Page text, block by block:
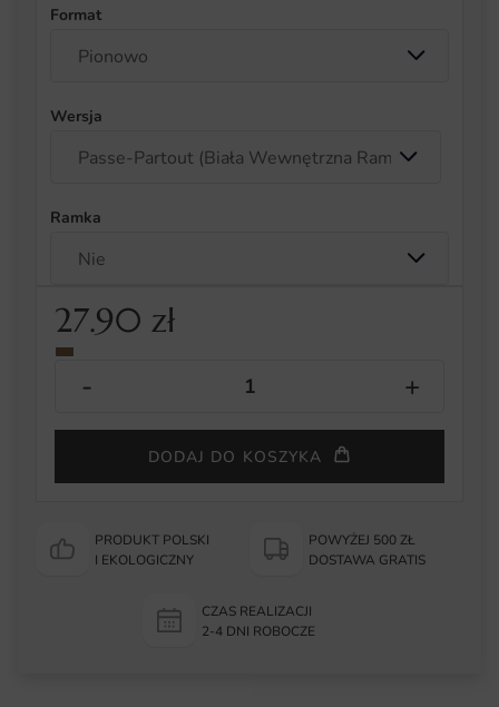
Format
Wersja
Ramka
27.90 zł
DODAJ DO KOSZYKA
PRODUKT POLSKI
I EKOLOGICZNY
POWYŻEJ 500 ZŁ
DOSTAWA GRATIS
CZAS REALIZACJI
2-4 DNI ROBOCZE